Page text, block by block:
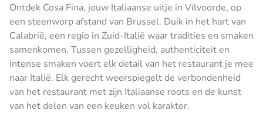
Ontdek Cosa Fina, jouw Italiaanse uitje in Vilvoorde, op
een steenworp afstand van Brussel. Duik in het hart van
Calabrië, een regio in Zuid-Italië waar tradities en smaken
samenkomen. Tussen gezelligheid, authenticiteit en
intense smaken voert elk detail van het restaurant je mee
naar Italië. Elk gerecht weerspiegelt de verbondenheid
van het restaurant met zijn Italiaanse roots en de kunst
van het delen van een keuken vol karakter.